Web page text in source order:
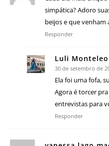
simpática? Adoro
beijos e que venham
Responder
Luli
30 de setembro de
Ela foi uma fofa,
Agora é torcer
entrevistas para
Responder